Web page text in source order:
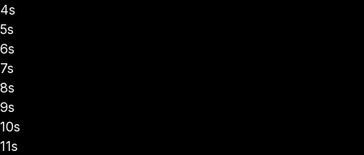
4s
5s
6s
7s
8s
9s
10s
11s